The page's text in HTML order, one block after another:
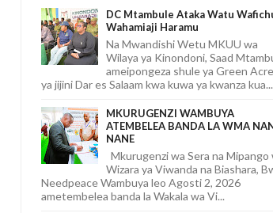
DC Mtambule Ataka Watu
Wahamiaji Haramu
Na Mwandishi Wetu MKUU wa
Wilaya ya Kinondoni, Saad
ameipongeza shule ya Green
ya jijini Dar es Salaam kwa kuwa ya kwanza kua...
MKURUGENZI WAMBUYA
ATEMBELEA BANDA LA WMA
NANE
Mkurugenzi wa Sera na Mipango
Wizara ya Viwanda na Biashara,
Needpeace Wambuya leo Agosti 2, 2026
ametembelea banda la Wakala wa Vi...